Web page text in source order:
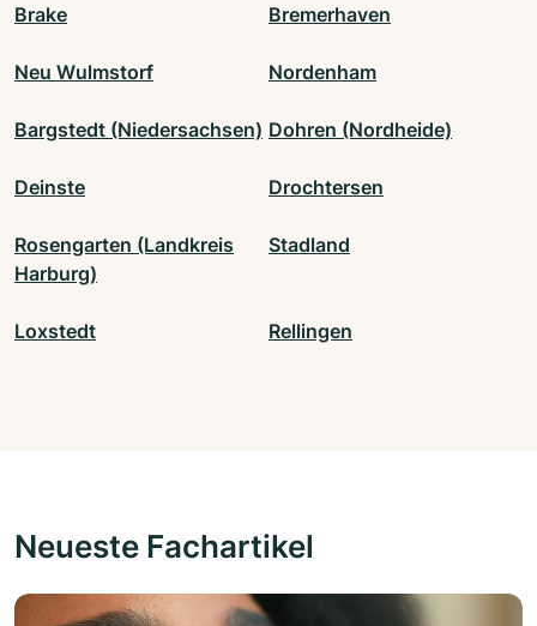
Brake Bremerhaven
Neu Wulmstorf Nordenham
Bargstedt (Niedersachsen) Dohren (Nordheide)
Deinste Drochtersen
Rosengarten (Landkreis
Harburg)
Stadland
Loxstedt Rellingen
Neueste Fachartikel